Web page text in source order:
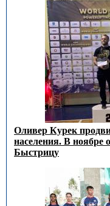
Оливер Курек
населения. В ноябре
Быстрицу